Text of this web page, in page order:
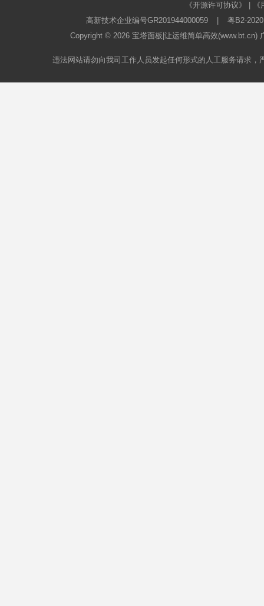
《开源许可协议》
高新技术企业编号GR201944000059
粤B2-
Copyright © 2026 宝塔面板 |让运维简单高效
违法网站请勿向我司工作人员发起任何形式的人工服务请求，